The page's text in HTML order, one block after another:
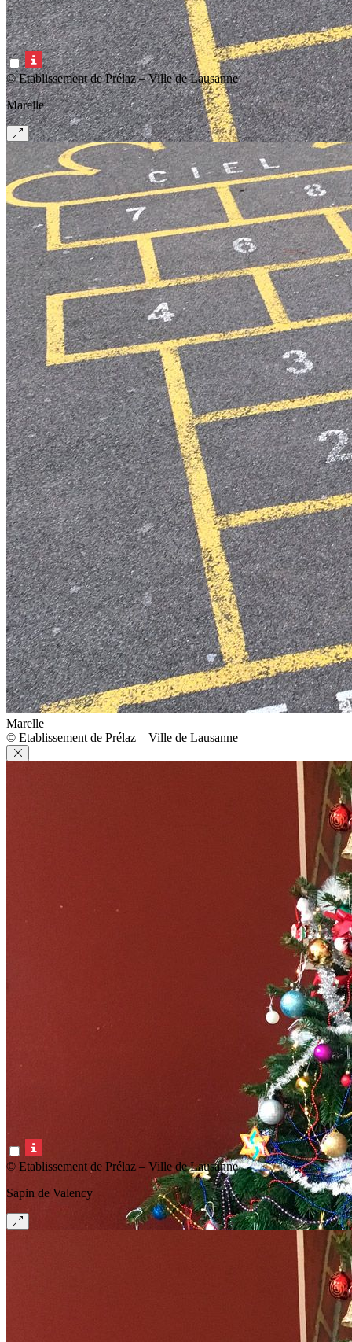
© Etablissement de Prélaz – Ville de Lausanne
Marelle
Marelle
© Etablissement de Prélaz – Ville de Lausanne
© Etablissement de Prélaz – Ville de Lausanne
Sapin de Valency